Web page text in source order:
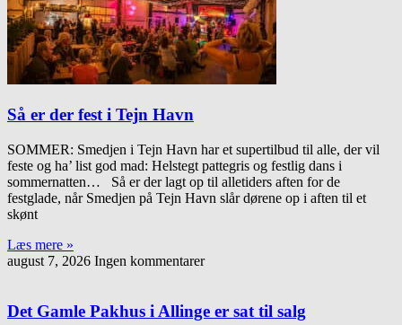
Så er der fest i Tejn Havn
SOMMER: Smedjen i Tejn Havn har et supertilbud til alle, der vil
feste og ha’ list god mad: Helstegt pattegris og festlig dans i
sommernatten… Så er der lagt op til alletiders aften for de
festglade, når Smedjen på Tejn Havn slår dørene op i aften til et
skønt
Læs mere »
august 7, 2026 Ingen kommentarer
Det Gamle Pakhus i Allinge er sat til salg